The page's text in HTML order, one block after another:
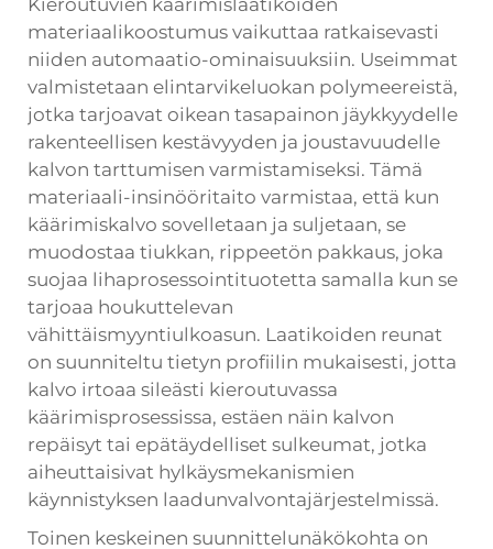
Kieroutuvien käärimislaatikoiden
materiaalikoostumus vaikuttaa ratkaisevasti
niiden automaatio-ominaisuuksiin. Useimmat
valmistetaan elintarvikeluokan polymeereistä,
jotka tarjoavat oikean tasapainon jäykkyydelle
rakenteellisen kestävyyden ja joustavuudelle
kalvon tarttumisen varmistamiseksi. Tämä
materiaali-insinööritaito varmistaa, että kun
käärimiskalvo sovelletaan ja suljetaan, se
muodostaa tiukkan, rippeetön pakkaus, joka
suojaa lihaprosessointituotetta samalla kun se
tarjoaa houkuttelevan
vähittäismyyntiulkoasun. Laatikoiden reunat
on suunniteltu tietyn profiilin mukaisesti, jotta
kalvo irtoaa sileästi kieroutuvassa
käärimisprosessissa, estäen näin kalvon
repäisyt tai epätäydelliset sulkeumat, jotka
aiheuttaisivat hylkäysmekanismien
käynnistyksen laadunvalvontajärjestelmissä.
Toinen keskeinen suunnittelunäkökohta on